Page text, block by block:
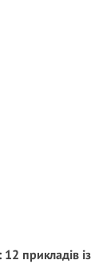
прикладів із